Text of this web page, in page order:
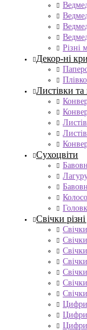
Різні
Декор-ні
Листівки та
Сухоцвіти
Свічки
Цифри
Цифри